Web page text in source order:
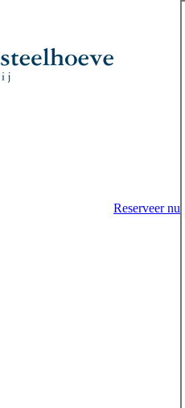
Reserveer nu